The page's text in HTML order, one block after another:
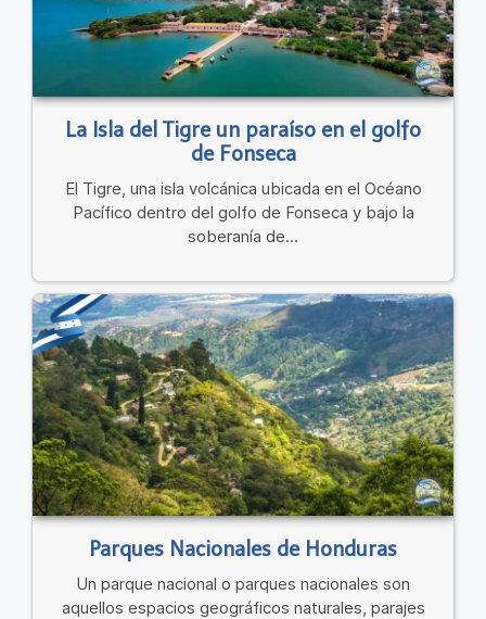
La Isla del Tigre un paraíso en el golfo
de Fonseca
El Tigre, una isla volcánica ubicada en el Océano
Pacífico dentro del golfo de Fonseca y bajo la
soberanía de...
Parques Nacionales de Honduras
Un parque nacional o parques nacionales son
aquellos espacios geográficos naturales, parajes